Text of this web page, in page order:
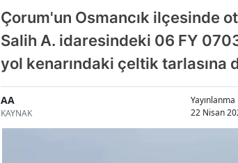
Çorum'un Osmancık ilçesinde
Salih A. idaresindeki 06 FY
yol kenarındaki çeltik tarlasına
AA
KAYNAK
Yayınlanma
22 Nisan